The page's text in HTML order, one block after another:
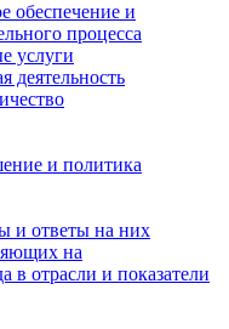
обеспечение и
процесса
услуги
деятельность
и политика
и ответы на них
на
в отрасли и показатели